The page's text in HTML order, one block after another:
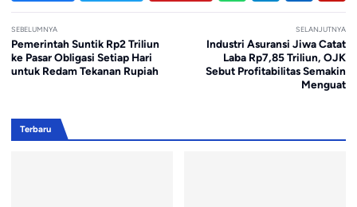
SEBELUMNYA
Pemerintah Suntik Rp2 Triliun
ke Pasar Obligasi Setiap Hari
untuk Redam Tekanan Rupiah
SELANJUTNYA
Industri Asuransi Jiwa Catat
Laba Rp7,85 Triliun, OJK
Sebut Profitabilitas Semakin
Menguat
Terbaru